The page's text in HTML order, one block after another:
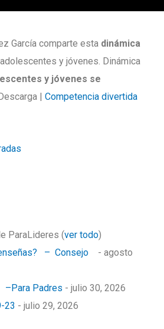
García comparte esta dinámica
y jóvenes. Dinámica
y jóvenes se
| Competencia divertida
ParaLideres (ver todo)
– Consejo
- agosto
–Para Padres - julio 30, 2026
23 - julio 29, 2026